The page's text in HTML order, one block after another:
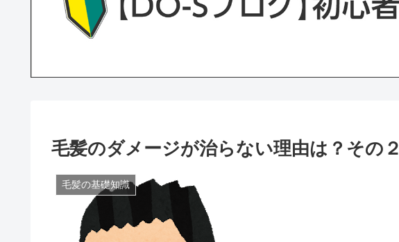
毛髪のダメージが治らない理由は？その２
毛髪の基礎知識